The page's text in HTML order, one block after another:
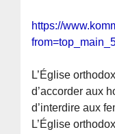
https://
L’Église
d’accorder aux
d’interdire aux
L’Église